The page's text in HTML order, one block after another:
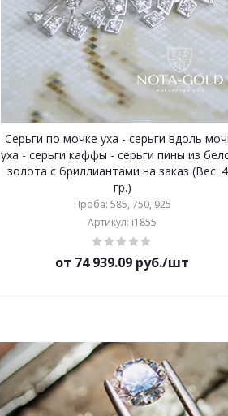
Серьги по мочке уха - серьги вдоль
уха - серьги каффы - серьги пины из
золота с бриллиантами на заказ (Вес:
гр.)
Проба: 585, 750, 925
Артикул: i1855
от 74 939.09 руб./шт